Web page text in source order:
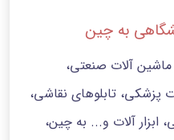
به چین
ماشین آلات صنعتی،
پزشکی، تابلوهای نقاشی،
ابزار آلات و... به چین،